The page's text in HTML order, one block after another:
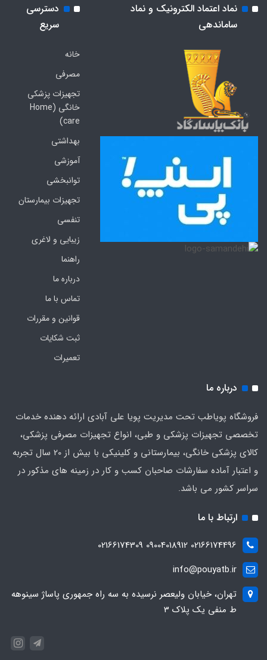
نماد اعتماد الکترونیک و نماد
ساماندهی
دسترسی
سریع
خانه
مصرفی
تجهیزات پزشکی
خانگی (Home
care)
بهداشتی
آموزشی
توانبخشی
تجهیزات بیمارستان
تنفسی
زیبایی و لاغری
راهنما
درباره ما
تماس با ما
قوانین و مقررات
ثبت شکایات
تعمیرات
درباره ما
فروشگاه پویاطب تحت مدیریت پویا علی آبادی ارائه دهنده خدمات
تخصصی تجهیزات پزشکی و طبی، انواع تجهیزات مصرفی پزشکی،
کالای پزشکی خانگی، بیمارستانی و کلینیکی با بیش از 20 سال تجربه
و اعتبار آماده سفارشات صاحبان کسب و کار در زمینه های مذکور در
سراسر کشور می باشد.
ارتباط با ما
02166174496 09004018912 02166174309
info@pouyatb.ir
تهران، خیابان ولیعصر نرسیده به سه راه جمهوری پاساژ سینوهه
ط منفی یک پلاک 3